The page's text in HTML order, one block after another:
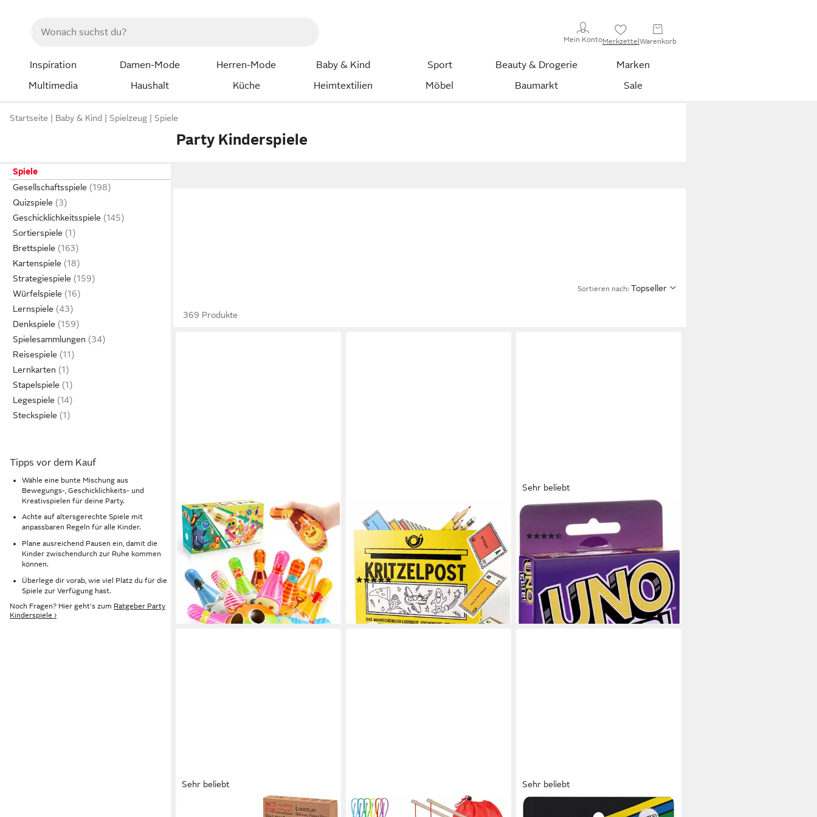
Mein KontoMerkzettelWarenkorb
Inspiration Damen-Mode Herren-Mode Baby & Kind Sport Beauty & Drogerie
Marken
Multimedia
Haushalt Küche Heimtextilien Möbel Baumarkt Sale
Startseite Baby & Kind Spielzeug Spiele
Party Kinderspiele
Spiele
Gesellschaftsspiele
Quizspiele
Geschicklichkeitsspiele
Sortierspiele
Brettspiele
Kartenspiele
Strategiespiele
Würfelspiele
Lernspiele
Denkspiele
Spielesammlungen
Reisespiele
Lernkarten
Stapelspiele
Legespiele
Steckspiele
Tipps vor dem Kauf
Wähle eine bunte Mischung aus
Bewegungs-, Geschicklichkeits- und
Kreativspielen für deine Party.
Achte auf altersgerechte Spiele mit
anpassbaren Regeln für alle Kinder.
Plane ausreichend Pausen ein, damit die
Kinder zwischendurch zur Ruhe kommen
können.
Überlege dir vorab, wie viel Platz du für die
Spiele zur Verfügung hast.
Noch Fragen? Hier geht's zum Ratgeber Party
Kinderspiele ›
Sortieren nach: Topseller
369 Produkte
WOOTOY
Spiel Kinder Bowling-Set Spielzeug-
Gartenset Outdoor-Spielzeug
Kegelspiel, Kinderspiel, mit 10
nummerierten Kegeln und Ball
23,99 € UVP34,99 €
-31%
lieferbar - in 3-4 Werktagen bei dir
TOLEVA
Spiel Kritzelpost: Partyspiel,
Familienspiel - Gesellschaftspiel, Das
lustige Zeichenspiel für 4-16
Personen
(1)
19,90 €
lieferbar - in 2-3 Werktagen bei dir
Sehr beliebt
Spiel UNO Flip, Kartenspiel
(50)
UVP12,99 €
-28%
lieferbar - in 1-2 Werktagen bei dir
Sehr beliebt
POPOLIC
Sehr beliebt